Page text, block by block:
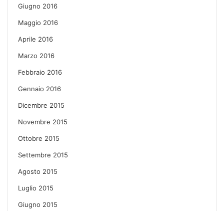
Giugno 2016
Maggio 2016
Aprile 2016
Marzo 2016
Febbraio 2016
Gennaio 2016
Dicembre 2015
Novembre 2015
Ottobre 2015
Settembre 2015
Agosto 2015
Luglio 2015
Giugno 2015